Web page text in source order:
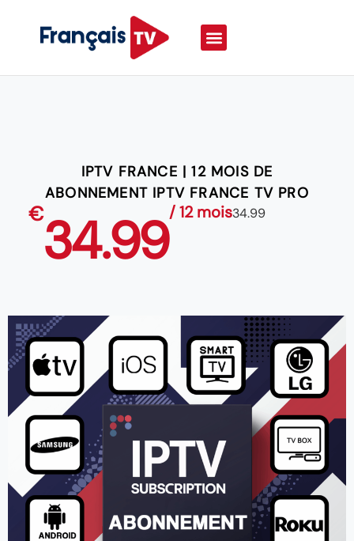
IPTV FRANCE | 12 MOIS DE
ABONNEMENT IPTV FRANCE TV PRO
€34.99/ 12 mois34.99